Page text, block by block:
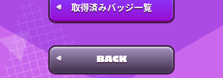
取得済みバッジ一覧
BACK